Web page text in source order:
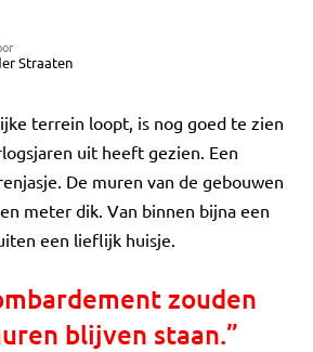
Straaten
terrein loopt, is nog goed te zien
uit heeft gezien. Een
De muren van de gebouwen
meter dik. Van binnen bijna een
een lieflijk huisje.
zouden
blijven staan.”